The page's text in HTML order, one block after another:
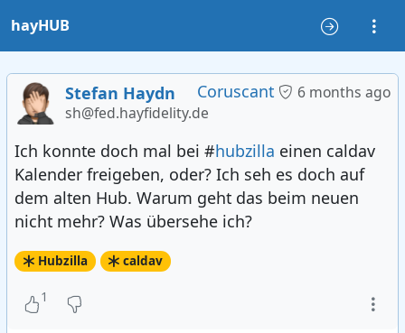
hayHUB
Coruscant 6 months ago
Stefan Haydn
sh@fed.hayfidelity.de
Ich konnte doch mal bei #hubzilla einen caldav
Kalender freigeben, oder? Ich seh es doch auf
dem alten Hub. Warum geht das beim neuen
nicht mehr? Was übersehe ich?
Hubzilla caldav
1